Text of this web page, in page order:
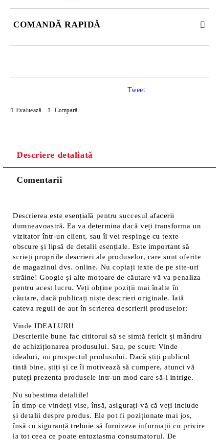
COMANDĂ RAPIDĂ
Evaluează Compară
Tweet
Descriere detaliată
Comentarii
Descrierea este esențială pentru succesul afacerii
dumneavoastră. Ea va determina dacă veți transforma un
vizitator într-un client, sau îl vei respinge cu texte
obscure și lipsă de detalii esențiale. Este important să
scrieți propriile descrieri ale produselor, care sunt oferite
de magazinul dvs. online. Nu copiați texte de pe site-uri
străine! Google și alte motoare de căutare vă va penaliza
pentru acest lucru. Veți obține poziții mai înalte în
căutare, dacă publicați niște descrieri originale. Iată
cateva reguli de aur în scrierea descrierii produselor:
Vinde IDEALURI!
Descrierile bune fac cititorul să se simtă fericit și mândru
de achiziționarea produsului. Sau, pe scurt: Vinde
idealuri, nu prospectul produsului. Dacă știți publicul
tintă bine, știți și ce îi motivează să cumpere, atunci vă
puteți prezenta produsele intr-un mod care să-i intrige.
Nu subestima detaliile!
În timp ce vindeți vise, însă, asigurați-vă că veți include
și detalii despre produs. Ele pot fi poziționate mai jos,
însă cu siguranță trebuie să furnizeze informații cu privire
la tot ceea ce poate entuziasma consumatorul. De